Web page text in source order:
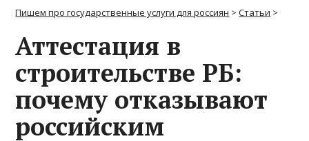
Пишем про государственные услуги для россиян >Статьи >
Аттестация в
строительстве РБ:
почему отказывают
российским